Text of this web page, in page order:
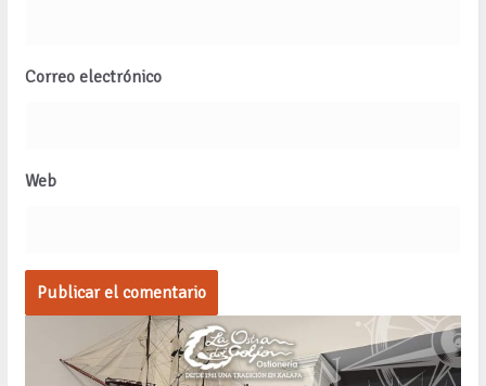
Correo electrónico
Web